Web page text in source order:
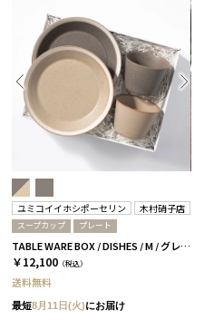
ユミコイイホシポーセリン 木村硝子店
スープカップ プレート
TABLE WARE BOX / DISHES / M / グレー＆ベージュ［イイホシユミコ×木村硝子店］
￥12,100 （税込）
送料無料
最短8月11日(火)にお届け